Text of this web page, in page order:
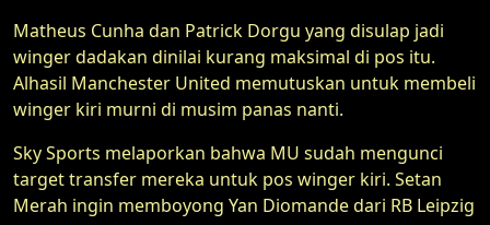
Matheus Cunha dan Patrick Dorgu yang disulap jadi
winger dadakan dinilai kurang maksimal di pos itu.
Alhasil Manchester United memutuskan untuk membeli
winger kiri murni di musim panas nanti.
Sky Sports melaporkan bahwa MU sudah mengunci
target transfer mereka untuk pos winger kiri. Setan
Merah ingin memboyong Yan Diomande dari RB Leipzig